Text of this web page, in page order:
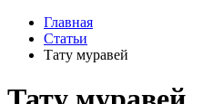
Главная
Статьи
Тату муравей